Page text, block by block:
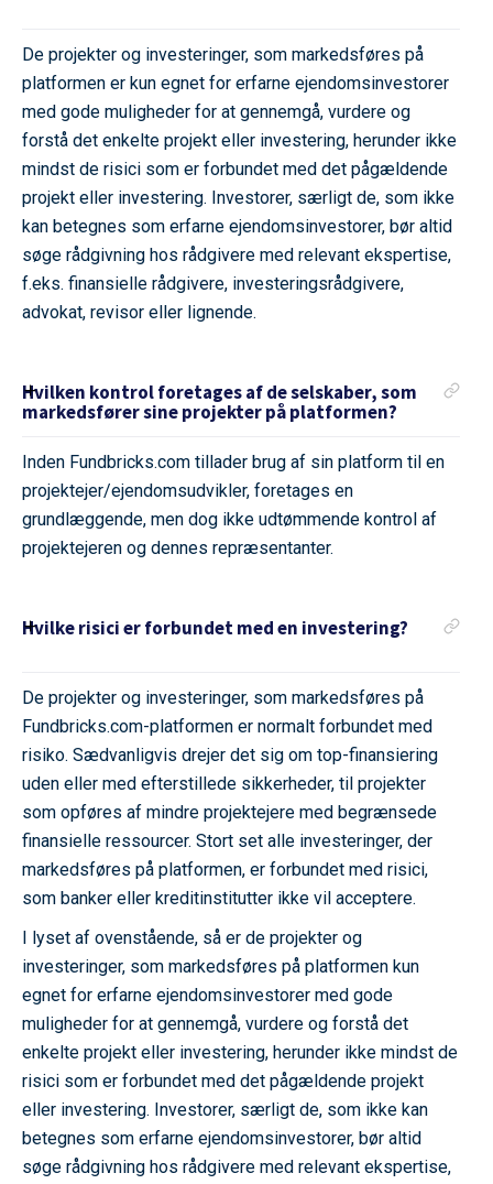
De projekter og investeringer, som markedsføres på
platformen er kun egnet for erfarne ejendomsinvestorer
med gode muligheder for at gennemgå, vurdere og
forstå det enkelte projekt eller investering, herunder ikke
mindst de risici som er forbundet med det pågældende
projekt eller investering. Investorer, særligt de, som ikke
kan betegnes som erfarne ejendomsinvestorer, bør altid
søge rådgivning hos rådgivere med relevant ekspertise,
f.eks. finansielle rådgivere, investeringsrådgivere,
advokat, revisor eller lignende.
Hvilken kontrol foretages af de selskaber, som
markedsfører sine projekter på platformen?
Inden Fundbricks.com tillader brug af sin platform til en
projektejer/ejendomsudvikler, foretages en
grundlæggende, men dog ikke udtømmende kontrol af
projektejeren og dennes repræsentanter.
Hvilke risici er forbundet med en investering?
De projekter og investeringer, som markedsføres på
Fundbricks.com-platformen er normalt forbundet med
risiko. Sædvanligvis drejer det sig om top-finansiering
uden eller med efterstillede sikkerheder, til projekter
som opføres af mindre projektejere med begrænsede
finansielle ressourcer. Stort set alle investeringer, der
markedsføres på platformen, er forbundet med risici,
som banker eller kreditinstitutter ikke vil acceptere.
I lyset af ovenstående, så er de projekter og
investeringer, som markedsføres på platformen kun
egnet for erfarne ejendomsinvestorer med gode
muligheder for at gennemgå, vurdere og forstå det
enkelte projekt eller investering, herunder ikke mindst de
risici som er forbundet med det pågældende projekt
eller investering. Investorer, særligt de, som ikke kan
betegnes som erfarne ejendomsinvestorer, bør altid
søge rådgivning hos rådgivere med relevant ekspertise,